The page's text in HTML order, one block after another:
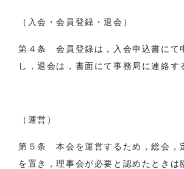
（入会・会員登録・退会）
第４条 会員登録は，入会申込書にて
し，退会は，書面にて事務局に連絡す
（運営）
第５条 本会を運営するため，総会，
を置き，理事会が必要と認めたときは